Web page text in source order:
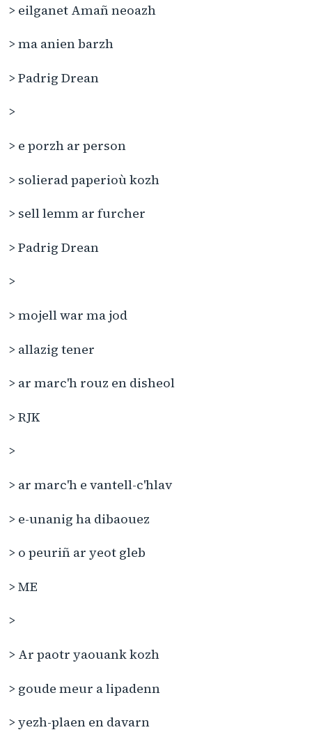
> eilganet Amañ neoazh
> ma anien barzh
> Padrig Drean
>
> e porzh ar person
> solierad paperioù kozh
> sell lemm ar furcher
> Padrig Drean
>
> mojell war ma jod
> allazig tener
> ar marc'h rouz en disheol
> RJK
>
> ar marc'h e vantell-c'hlav
> e-unanig ha dibaouez
> o peuriñ ar yeot gleb
> ME
>
> Ar paotr yaouank kozh
> goude meur a lipadenn
> yezh-plaen en davarn